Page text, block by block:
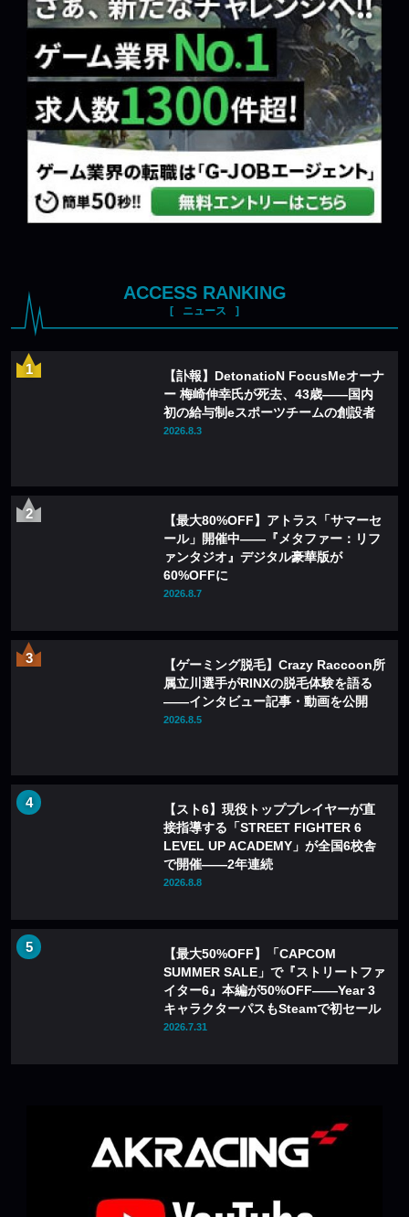
ACCESS RANKING
ニュース
【訃報】DetonatioN FocusMeオーナ
ー 梅崎伸幸氏が死去、43歳——国内
初の給与制eスポーツチームの創設者
2026.8.3
【最大80%OFF】アトラス「サマーセ
ール」開催中——『メタファー：リフ
ァンタジオ』デジタル豪華版が
60%OFFに
2026.8.7
【ゲーミング脱毛】Crazy Raccoon所
属立川選手がRINXの脱毛体験を語る
——インタビュー記事・動画を公開
2026.8.5
【スト6】現役トッププレイヤーが直
接指導する「STREET FIGHTER 6
LEVEL UP ACADEMY」が全国6校舎
で開催——2年連続
2026.8.8
【最大50%OFF】「CAPCOM
SUMMER SALE」で『ストリートファ
イター6』本編が50%OFF——Year 3
キャラクターパスもSteamで初セール
2026.7.31